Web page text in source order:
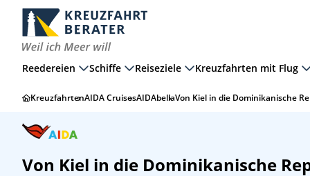
Reedereien Schiffe Reiseziele Kreuzfahrten mit Flug
KreuzfahrtenAIDA CruisesAIDAbellaVon Kiel in die Dominikanische
Von Kiel in die Dominikanische